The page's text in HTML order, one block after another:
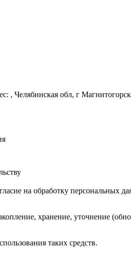
, Челябинская обл, г
на обработку персональных
хранение, уточнение
таких средств.